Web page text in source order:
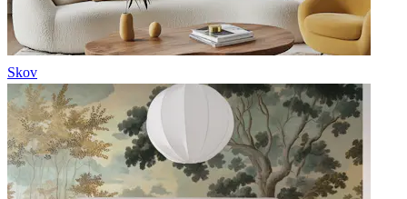
Skov